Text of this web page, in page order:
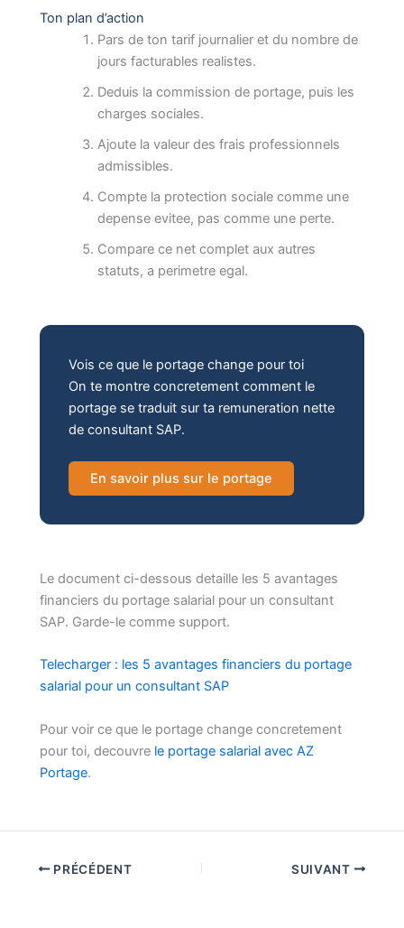
Ton plan d’action
Pars de ton tarif journalier et du nombre de
jours facturables realistes.
Deduis la commission de portage, puis les
charges sociales.
Ajoute la valeur des frais professionnels
admissibles.
Compte la protection sociale comme une
depense evitee, pas comme une perte.
Compare ce net complet aux autres
statuts, a perimetre egal.
Vois ce que le portage change pour toi
On te montre concretement comment le
portage se traduit sur ta remuneration nette
de consultant SAP.
En savoir plus sur le portage
Le document ci-dessous detaille les 5 avantages
financiers du portage salarial pour un consultant
SAP. Garde-le comme support.
Telecharger : les 5 avantages financiers du portage
salarial pour un consultant SAP
Pour voir ce que le portage change concretement
pour toi, decouvre le portage salarial avec AZ
Portage.
PRÉCÉDENT SUIVANT